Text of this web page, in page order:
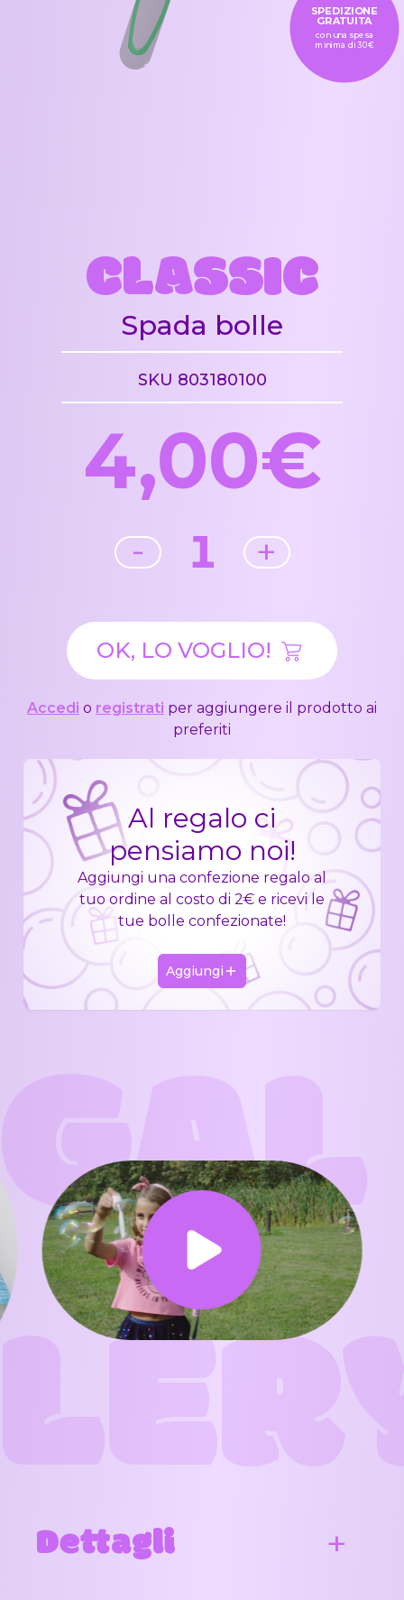
CLASSIC
Spada bolle
SKU 803180100
4,00€
- 1 +
OK, LO VOGLIO!
Accedi o registrati per aggiungere il prodotto ai
preferiti
SPEDIZIONE
GRATUITA
con una spesa
minima di 30€
Al regalo ci
pensiamo noi!
Aggiungi una confezione regalo al
tuo ordine al costo di 2€ e ricevi le
tue bolle confezionate!
Aggiungi
GAL
Dettagli